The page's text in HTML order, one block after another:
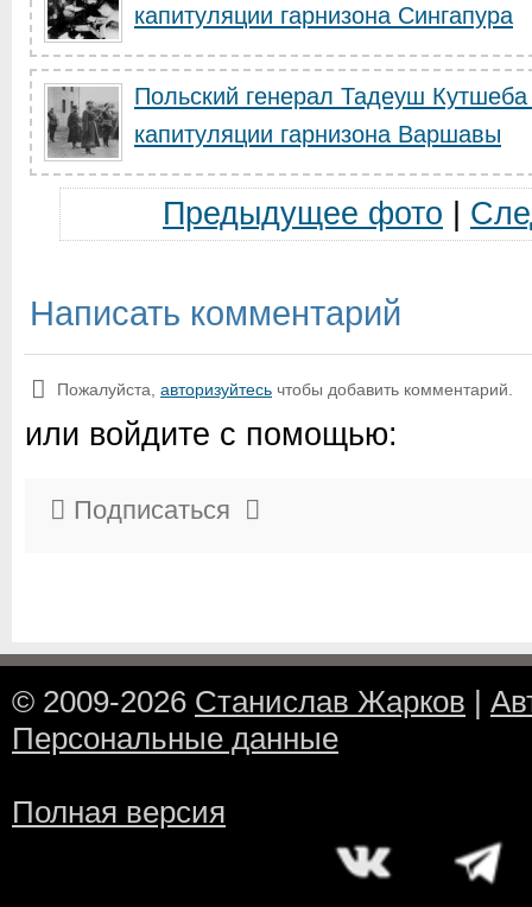
капитуляции гарнизона Сингапура
Польский генерал Тадеуш Кутшеба
капитуляции гарнизона Варшавы
Предыдущее фото
Написать комментарий
Пожалуйста, авторизуйтесь чтобы добавить комментарий.
или войдите с помощью:
Подписаться
© 2009-2026 Станислав Жарков |
Персональные данные
Полная версия